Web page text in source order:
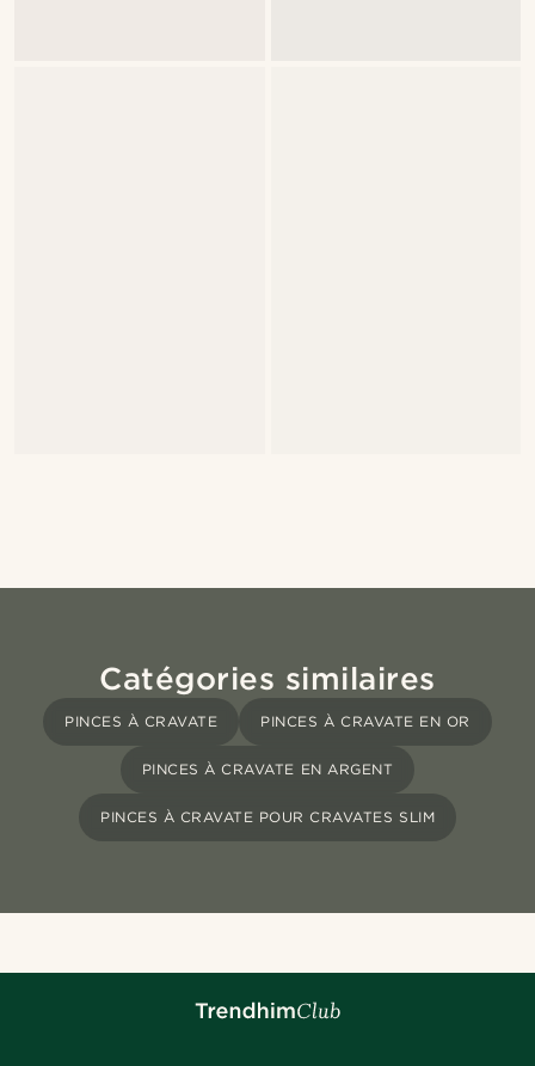
Catégories similaires
PINCES À CRAVATE PINCES À CRAVATE EN OR
PINCES À CRAVATE EN ARGENT
PINCES À CRAVATE POUR CRAVATES SLIM